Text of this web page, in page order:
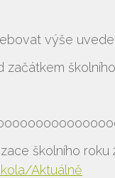
výše
školního roku
Aktuálně